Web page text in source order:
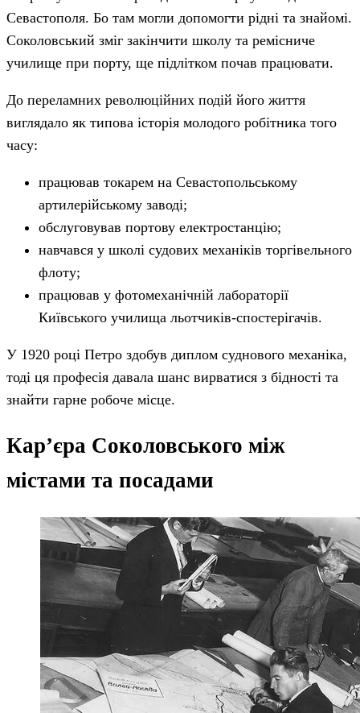
Севастополя. Бо там могли допомогти рідні та знайомі.
Соколовський зміг закінчити школу та ремісниче
училище при порту, ще підлітком почав працювати.
До переламних революційних подій його життя
виглядало як типова історія молодого робітника того
часу:
працював токарем на Севастопольському
артилерійському заводі;
обслуговував портову електростанцію;
навчався у школі судових механіків торгівельного
флоту;
працював у фотомеханічній лабораторії
Київського училища льотчиків-спостерігачів.
У 1920 році Петро здобув диплом суднового механіка,
тоді ця професія давала шанс вирватися з бідності та
знайти гарне робоче місце.
Кар’єра Соколовського між
містами та посадами